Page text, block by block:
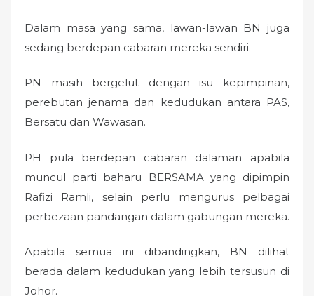
Dalam masa yang sama, lawan-lawan BN juga
sedang berdepan cabaran mereka sendiri.
PN masih bergelut dengan isu kepimpinan,
perebutan jenama dan kedudukan antara PAS,
Bersatu dan Wawasan.
PH pula berdepan cabaran dalaman apabila
muncul parti baharu BERSAMA yang dipimpin
Rafizi Ramli, selain perlu mengurus pelbagai
perbezaan pandangan dalam gabungan mereka.
Apabila semua ini dibandingkan, BN dilihat
berada dalam kedudukan yang lebih tersusun di
Johor.